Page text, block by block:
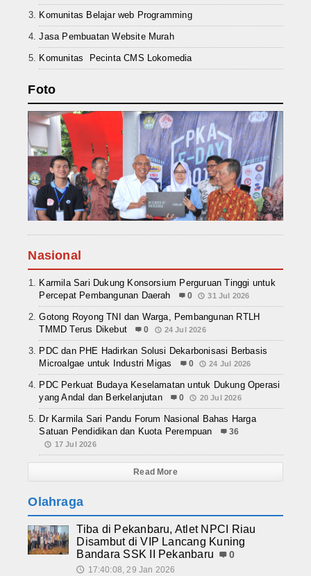
Komunitas Belajar web Programming
Jasa Pembuatan Website Murah
Komunitas Pecinta CMS Lokomedia
Foto
Nasional
Karmila Sari Dukung Konsorsium Perguruan Tinggi untuk
Percepat Pembangunan Daerah
0 31 Jul 2026
Gotong Royong TNI dan Warga, Pembangunan RTLH
TMMD Terus Dikebut
0 24 Jul 2026
PDC dan PHE Hadirkan Solusi Dekarbonisasi Berbasis
Microalgae untuk Industri Migas
0 24 Jul 2026
PDC Perkuat Budaya Keselamatan untuk Dukung Operasi
yang Andal dan Berkelanjutan
0 20 Jul 2026
Dr Karmila Sari Pandu Forum Nasional Bahas Harga
Satuan Pendidikan dan Kuota Perempuan
36
17 Jul 2026
Read More
Olahraga
Tiba di Pekanbaru, Atlet NPCI Riau
Disambut di VIP Lancang Kuning
Bandara SSK II Pekanbaru
0
🕔 17:40:08, 29 Jan 2026